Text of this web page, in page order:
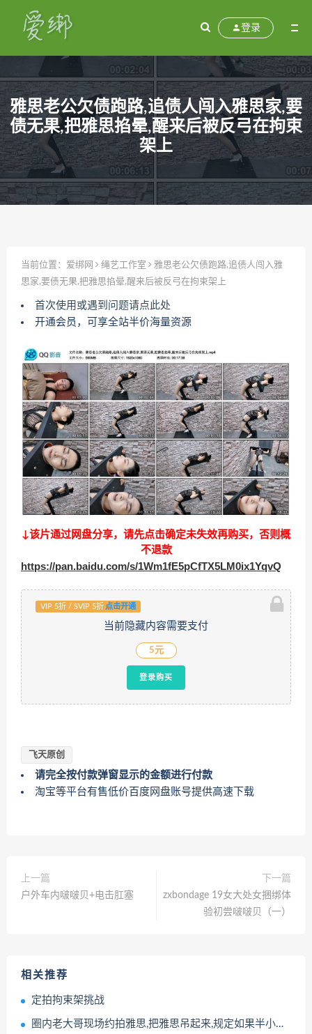
登录
雅思老公欠债跑路,追债人闯入雅思家,要
债无果,把雅思掐晕,醒来后被反弓在拘束
架上
当前位置： 爱绑网 绳艺工作室
雅思老公欠债跑路,追债人闯入雅
思家,要债无果,把雅思掐晕,醒来后被反弓在拘束架上
首次使用或遇到问题请点此处
开通会员，可享全站半价海量资源
↓该片通过网盘分享，请先点击确定未失效再购买，否则概
不退款
https://pan.baidu.com/s/1Wm1fE5pCfTX5LM0ix1YqvQ
VIP 5折 / SVIP 5折 点击开通
当前隐藏内容需要支付
5元
登录购买
飞天原创
请完全按付款弹窗显示的金额进行付款
淘宝等平台有售低价百度网盘账号提供高速下载
上一篇
户外车内啵啵贝+电击肛塞
下一篇
zxbondage 19女大处女捆绑体
验初尝啵啵贝（一）
相关推荐
定拍拘束架挑战
圈内老大哥现场约拍雅思,把雅思吊起来,规定如果半小时能够脱缚成功,奖励2万,她能脱缚成功吗